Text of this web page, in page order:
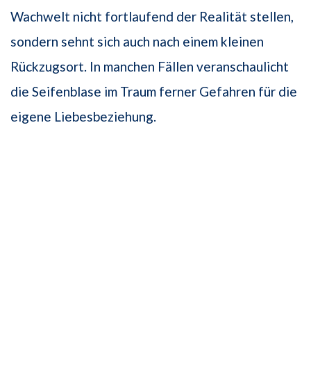
Wachwelt nicht fortlaufend der Realität stellen,
sondern sehnt sich auch nach einem kleinen
Rückzugsort. In manchen Fällen veranschaulicht
die Seifenblase im Traum ferner Gefahren für die
eigene Liebesbeziehung.